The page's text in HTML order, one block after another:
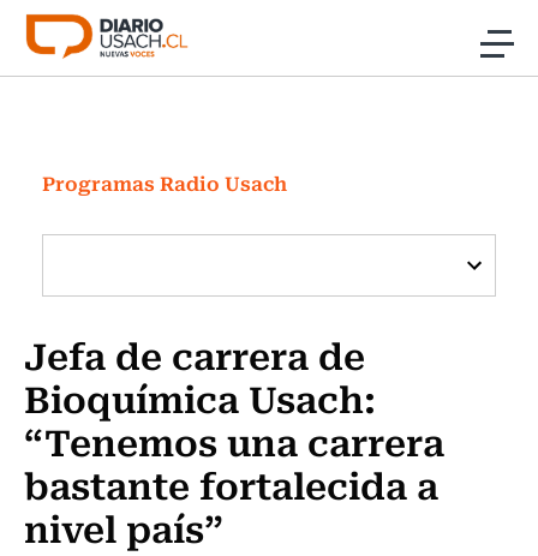
Click acá para ir directamente al contenido
Investigación
Cultura
Programas Radio y TV Usach
Programas Radio Usach
Jefa de carrera de
Bioquímica Usach:
“Tenemos una carrera
bastante fortalecida a
nivel país”